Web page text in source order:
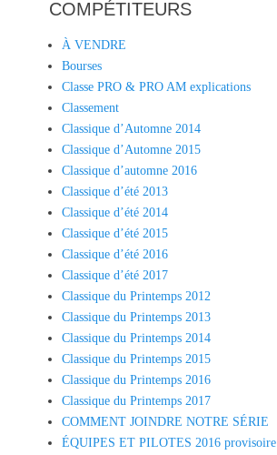
COMPÉTITEURS
À VENDRE
Bourses
Classe PRO & PRO AM explications
Classement
Classique d’Automne 2014
Classique d’Automne 2015
Classique d’automne 2016
Classique d’été 2013
Classique d’été 2014
Classique d’été 2015
Classique d’été 2016
Classique d’été 2017
Classique du Printemps 2012
Classique du Printemps 2013
Classique du Printemps 2014
Classique du Printemps 2015
Classique du Printemps 2016
Classique du Printemps 2017
COMMENT JOINDRE NOTRE SÉRIE
ÉQUIPES ET PILOTES 2016 provisoire